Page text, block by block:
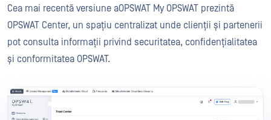
Cea mai recentă versiune aOPSWAT My OPSWAT prezintă
OPSWAT Center, un spațiu centralizat unde clienții și partenerii
pot consulta informații privind securitatea, confidențialitatea
și conformitatea OPSWAT.